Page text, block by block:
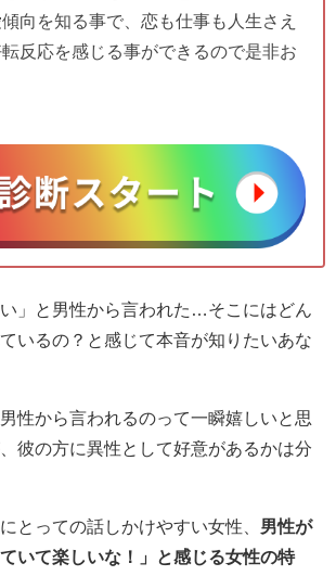
向を知る事で、恋も仕事も人生さえ
反応を感じる事ができるので是非お
い」と男性から言われた…そこにはどん
いるの？と感じて本音が知りたいあな
性から言われるのって一瞬嬉しいと思
彼の方に異性として好意があるかは分
とっての話しかけやすい女性、 男性が
ていて楽しいな！」と感じる女性の特